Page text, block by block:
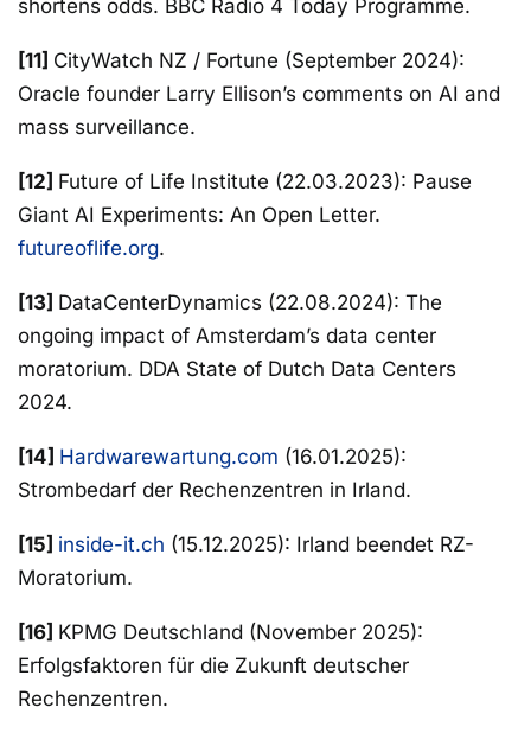
shortens odds. BBC Radio 4 Today Programme.
[11] CityWatch NZ / Fortune (September 2024):
Oracle founder Larry Ellison’s comments on AI and
mass surveillance.
[12] Future of Life Institute (22.03.2023): Pause
Giant AI Experiments: An Open Letter.
futureoflife.org.
[13] DataCenterDynamics (22.08.2024): The
ongoing impact of Amsterdam’s data center
moratorium. DDA State of Dutch Data Centers
2024.
[14] Hardwarewartung.com (16.01.2025):
Strombedarf der Rechenzentren in Irland.
[15] inside-it.ch (15.12.2025): Irland beendet RZ-
Moratorium.
[16] KPMG Deutschland (November 2025):
Erfolgsfaktoren für die Zukunft deutscher
Rechenzentren.